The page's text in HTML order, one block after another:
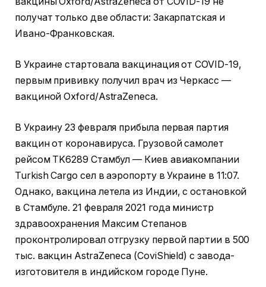
получат только две области: Закарпатская и
Ивано-Франковская.
В Украине стартовала вакцинация от COVID-19,
первым прививку получил врач из Черкасс —
вакциной Oxford/AstraZeneca.
В Украину 23 февраля прибыла первая партия
вакцин от коронавируса. Грузовой самолет
рейсом TK6289 Стамбул — Киев авиакомпании
Turkish Cargo сел в аэропорту в Украине в 11:07.
Однако, вакцина летела из Индии, с остановкой
в Стамбуле. 21 февраля 2021 года министр
здравоохранения Максим Степанов
проконтролировал отгрузку первой партии в 500
тыс. вакцин AstraZeneca (CoviShield) с завода-
изготовителя в индийском городе Пуне.